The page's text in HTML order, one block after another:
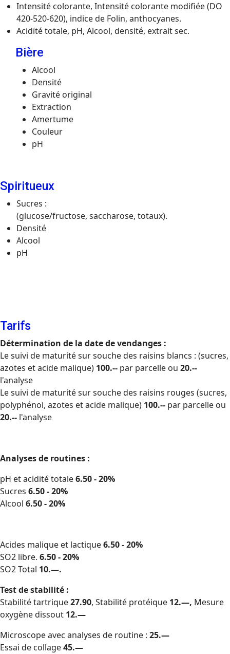
Intensité colorante, Intensité colorante modifiée (DO
420-520-620), indice de Folin, anthocyanes.
Acidité totale, pH, Alcool, densité, extrait sec.
Bière
Alcool
Densité
Gravité original
Extraction
Amertume
Couleur
pH
Spiritueux
Sucres :
(glucose/fructose, saccharose, totaux).
Densité
Alcool
pH
Tarifs
Détermination de la date de vendanges :
Le suivi de maturité sur souche des raisins blancs : (sucres,
azotes et acide malique) 100.-- par parcelle ou 20.--
l'analyse
Le suivi de maturité sur souche des raisins rouges (sucres,
polyphénol, azotes et acide malique) 100.-- par parcelle ou
20.-- l'analyse
Analyses de routines :
pH et acidité totale6.50 - 20%
Sucres 6.50 - 20%
Alcool 6.50 - 20%
Acides malique et lactique6.50 - 20%
SO2 libre. 6.50 - 20%
SO2 Total 10.—.
Test de stabilité :
Stabilité tartrique27.90, Stabilité protéique 12.—, Mesure
oxygène dissout 12.—
Microscope avec analyses de routine : 25.—
Essai de collage45.—